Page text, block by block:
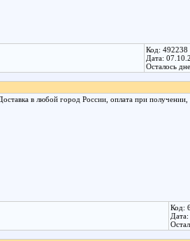
Код: 492238
Дата:
Осталось
в любой город России, оплата при
Код: